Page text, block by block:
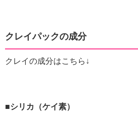
クレイパックの成分
クレイの成分はこちら↓
■シリカ（ケイ素）